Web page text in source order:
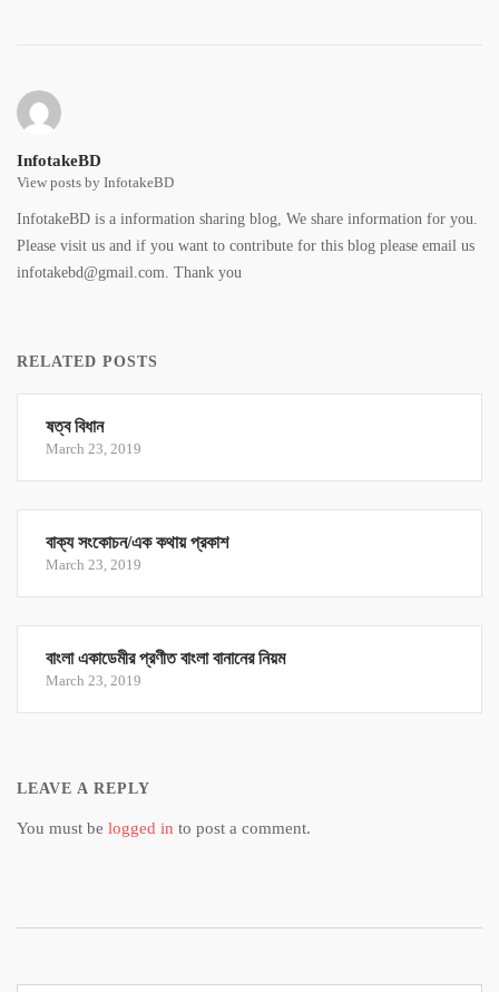
InfotakeBD
View posts by InfotakeBD
InfotakeBD is a information sharing blog, We share information for you.
Please visit us and if you want to contribute for this blog please email us
infotakebd@gmail.com. Thank you
RELATED POSTS
ষত্ব বিধান
March 23, 2019
বাক্য সংকোচন/এক কথায় প্রকাশ
March 23, 2019
বাংলা একাডেমীর প্রণীত বাংলা বানানের নিয়ম
March 23, 2019
LEAVE A REPLY
You must be logged in to post a comment.